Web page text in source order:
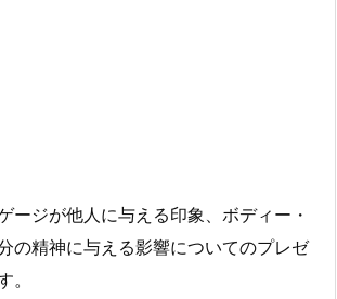
ージが他人に与える印象、ボディー・
の精神に与える影響についてのプレゼ
。